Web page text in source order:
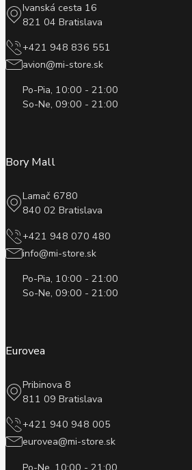
Ivanská cesta 16
821 04 Bratislava
+421 948 836 551
avion@mi-store.sk
Po-Pia, 10:00 - 21:00
So-Ne, 09:00 - 21:00
Bory Mall
Lamač 6780
840 02 Bratislava
+421 948 070 480
info@mi-store.sk
Po-Pia, 10:00 - 21:00
So-Ne, 09:00 - 21:00
Eurovea
Pribinova 8
811 09 Bratislava
+421 940 948 005
eurovea@mi-store.sk
Po-Ne, 10:00 - 21:00